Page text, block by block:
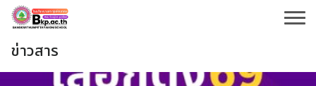
Skip
content
ข่าวสาร